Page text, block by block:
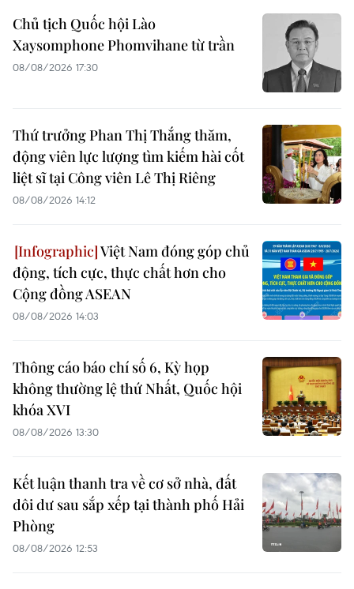
Chủ tịch Quốc hội Lào
Xaysomphone Phomvihane từ trần
08/08/2026 17:30
Thứ trưởng Phan Thị Thắng thăm,
động viên lực lượng tìm kiếm hài cốt
liệt sĩ tại Công viên Lê Thị Riêng
08/08/2026 14:12
Việt Nam đóng góp chủ
động, tích cực, thực chất hơn cho
Cộng đồng ASEAN
08/08/2026 14:03
Thông cáo báo chí số 6, Kỳ họp
không thường lệ thứ Nhất, Quốc hội
khóa XVI
08/08/2026 13:30
Kết luận thanh tra về cơ sở nhà, đất
dôi dư sau sắp xếp tại thành phố Hải
Phòng
08/08/2026 12:53